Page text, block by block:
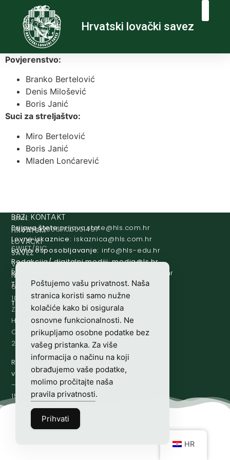
Hrvatski lovački savez
Povjerenstvo:
Branko Bertelović
Denis Milošević
Boris Janić
Suci za streljaštvo:
Miro Bertelović
Boris Janić
Mladen Lonćarević
HRVATSKI
LOVAČKI
SAVEZ
Vladimira
Nazora
63
10000
Zagreb,
Hrvatska
OIB-
28817560444
Radno
vrijeme:7:00
–
15:00
IBAN:
HR8124020061100501497
SWIFT/BIC
:
ESBCHR22
BRZI KONTAKT
Prijava štete: rh.moc.slh
@etets.avajirp
Lovne iskaznice:
rh.moc.slh
@acinzaksi
Lovno osposobljavanje:
rh.ude-slh
@ofni
Redakcija/ digitalni mediji:
rh.sl
@aidem
Računovodstvo:
rh.moc.slh
Tajništvo:
rh.sl
@slh
Telefon: +385 (0)1 48 34 560
Poštujemo vašu privatnost. Naša
stranica koristi samo nužne
kolačiće kako bi osigurala
osnovne funkcionalnosti. Ne
prikupljamo osobne podatke bez
vašeg pristanka. Za više
informacija o načinu na koji
obrađujemo vaše podatke,
molimo pročitajte naša
pravila privatnosti.
Prihvati
HR